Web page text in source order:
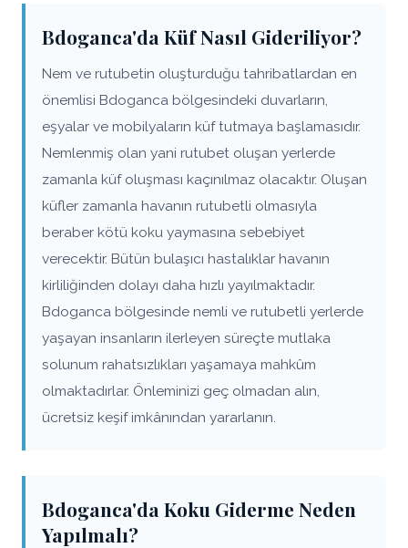
Bdoganca'da Küf Nasıl Gideriliyor?
Nem ve rutubetin oluşturduğu tahribatlardan en
önemlisi Bdoganca bölgesindeki duvarların,
eşyalar ve mobilyaların küf tutmaya başlamasıdır.
Nemlenmiş olan yani rutubet oluşan yerlerde
zamanla küf oluşması kaçınılmaz olacaktır. Oluşan
küfler zamanla havanın rutubetli olmasıyla
beraber kötü koku yaymasına sebebiyet
verecektir. Bütün bulaşıcı hastalıklar havanın
kirliliğinden dolayı daha hızlı yayılmaktadır.
Bdoganca bölgesinde nemli ve rutubetli yerlerde
yaşayan insanların ilerleyen süreçte mutlaka
solunum rahatsızlıkları yaşamaya mahkûm
olmaktadırlar. Önleminizi geç olmadan alın,
ücretsiz keşif imkânından yararlanın.
Bdoganca'da Koku Giderme Neden
Yapılmalı?